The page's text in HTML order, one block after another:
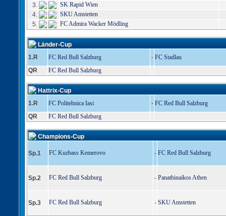
3.
SK Rapid Wien
4.
SKU Amstetten
5.
FC Admira Wacker Mödling
Länder-Cup
1.R
FC Red Bull Salzburg - FC Stadlau
QR
FC Red Bull Salzburg
Hattrix-Cup
1.R
FC Politehnica Iasi - FC Red Bull Salzburg
QR
FC Red Bull Salzburg
Champions-Cup
Sp.1 FC Kuzbass Kemerovo - FC Red Bull Salzburg
Sp.2 FC Red Bull Salzburg - Panathinaikos Athen
Sp.3 FC Red Bull Salzburg - SKU Amstetten